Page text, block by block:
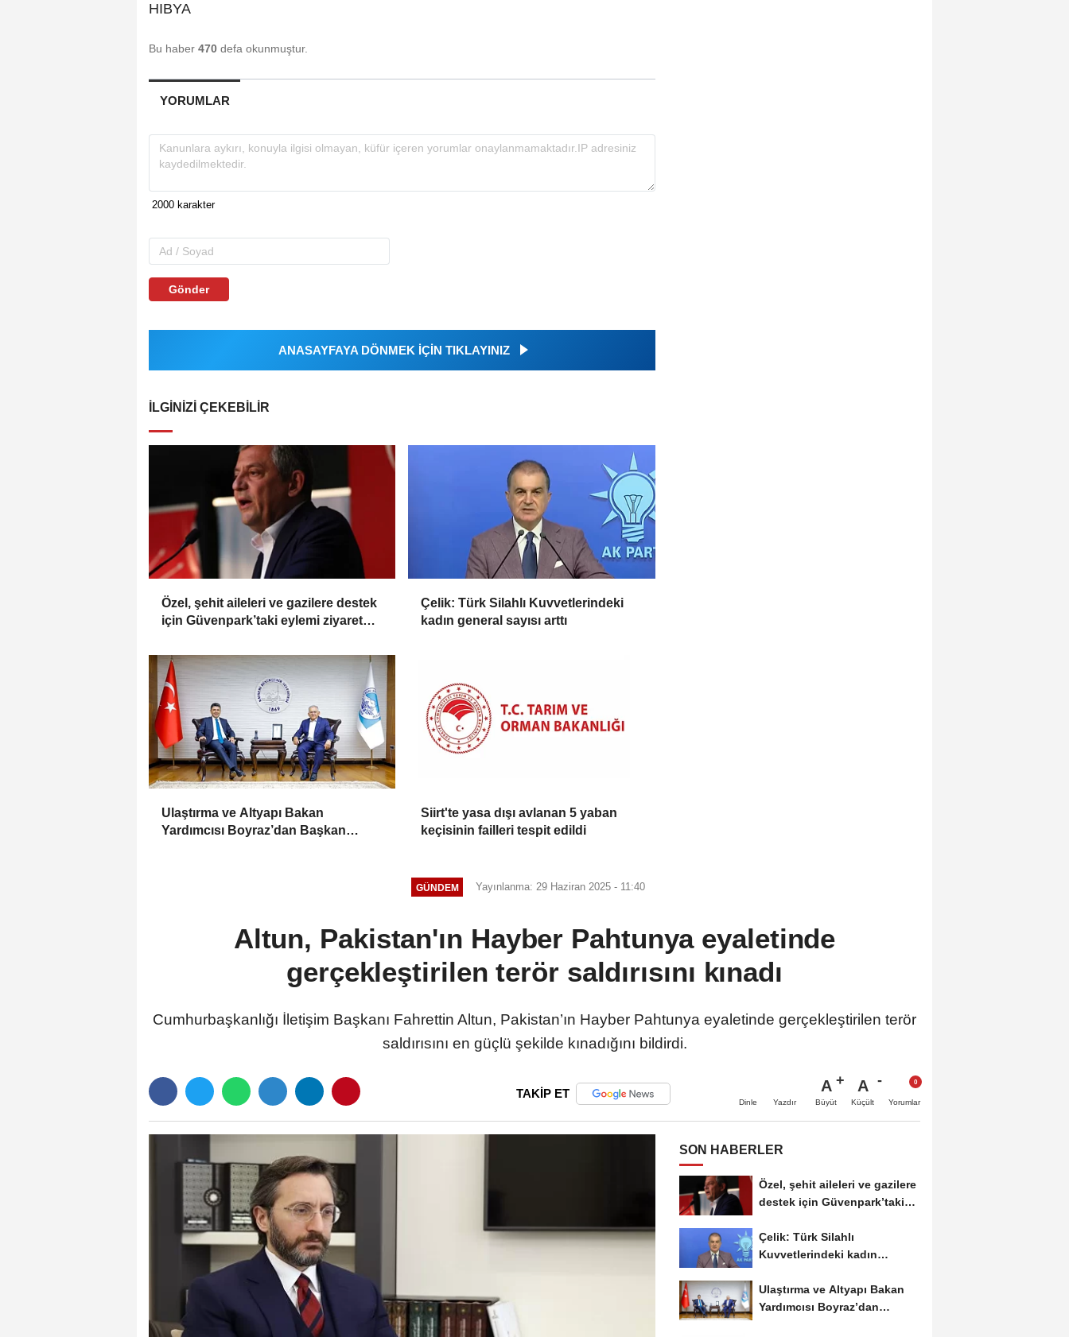
HIBYA
Bu haber 470 defa okunmuştur.
YORUMLAR
Gönder
ANASAYFAYA DÖNMEK İÇİN TIKLAYINIZ
İLGINIZI ÇEKEBILIR
Özel, şehit aileleri ve gazilere destek
için Güvenpark’taki eylemi ziyaret
Çelik: Türk Silahlı Kuvvetlerindeki
kadın general sayısı arttı
Ulaştırma ve Altyapı Bakan
Yardımcısı Boyraz’dan Başkan
Siirt'te yasa dışı avlanan 5 yaban
keçisinin failleri tespit edildi
GÜNDEM Yayınlanma: 29 Haziran 2025 - 11:40
Altun, Pakistan'ın Hayber Pahtunya eyaletinde
gerçekleştirilen terör saldırısını kınadı
Cumhurbaşkanlığı İletişim Başkanı Fahrettin Altun, Pakistan’ın Hayber Pahtunya eyaletinde gerçekleştirilen terör
saldırısını en güçlü şekilde kınadığını bildirdi.
TAKİP ET
Dinle Yazdır
A
Büyüt
A
Küçült Yorumlar
SON HABERLER
Özel, şehit aileleri ve gazilere
destek için Güvenpark’taki
Çelik: Türk Silahlı
Kuvvetlerindeki kadın
Ulaştırma ve Altyapı Bakan
Yardımcısı Boyraz’dan